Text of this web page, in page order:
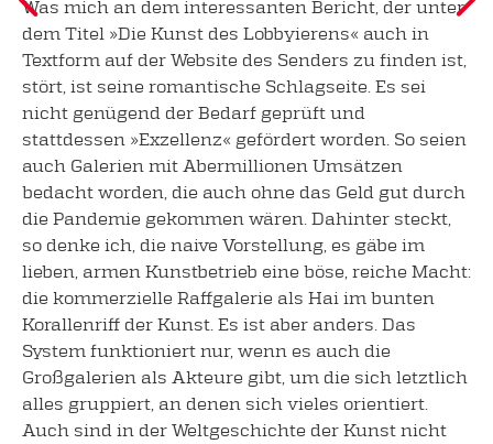
Was mich an dem interessanten Bericht, der unter
dem Titel »Die Kunst des Lobbyierens« auch in
Textform auf der Website des Senders zu finden ist,
stört, ist seine romantische Schlagseite. Es sei
nicht genügend der Bedarf geprüft und
stattdessen »Exzellenz« gefördert worden. So seien
auch Galerien mit Abermillionen Umsätzen
bedacht worden, die auch ohne das Geld gut durch
die Pandemie gekommen wären. Dahinter steckt,
so denke ich, die naive Vorstellung, es gäbe im
lieben, armen Kunstbetrieb eine böse, reiche Macht:
die kommerzielle Raffgalerie als Hai im bunten
Korallenriff der Kunst. Es ist aber anders. Das
System funktioniert nur, wenn es auch die
Großgalerien als Akteure gibt, um die sich letztlich
alles gruppiert, an denen sich vieles orientiert.
Auch sind in der Weltgeschichte der Kunst nicht